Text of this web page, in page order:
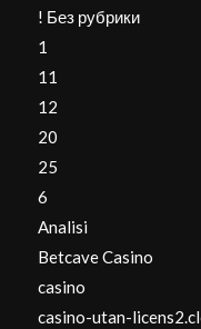
! Без рубрики
1
11
12
20
25
6
Analisi
Betcave Casino
casino
casino-utan-